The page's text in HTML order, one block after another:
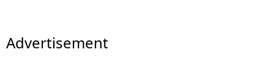
Advertisement